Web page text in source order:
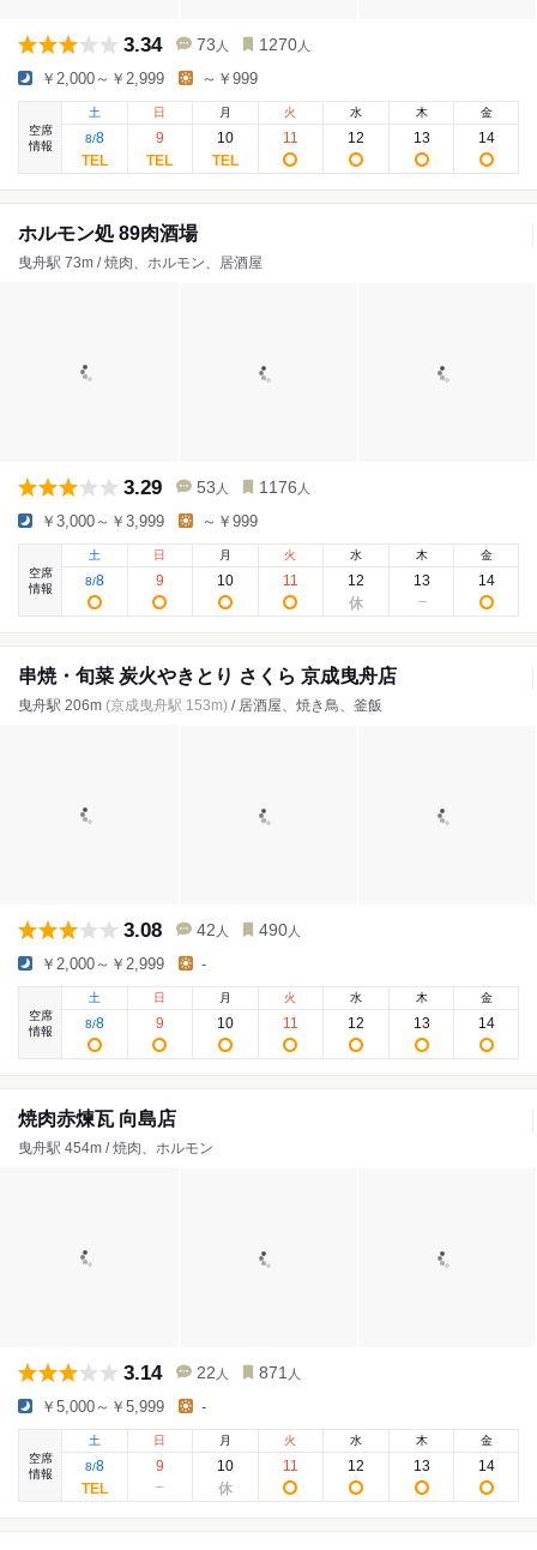
3.34 73 人 1270 人
￥2,000～￥2,999 ～￥999
空席
情報
土
8/8
日
9
月
10
火
11
水
12
木
13
金
14
ホルモン処 89肉酒場
曳舟駅 73m / 焼肉、ホルモン、居酒屋
3.29 53 人 1176 人
￥3,000～￥3,999 ～￥999
空席
情報
土
8/8
日
9
月
10
火
11
水
12
木
13
金
14
串焼・旬菜 炭火やきとり さくら 京成曳舟店
曳舟駅 206m (京成曳舟駅 153m) / 居酒屋、焼き鳥、釜飯
3.08 42 人 490 人
￥2,000～￥2,999 -
空席
情報
土
8/8
日
9
月
10
火
11
水
12
木
13
金
14
焼肉赤煉瓦 向島店
曳舟駅 454m / 焼肉、ホルモン
3.14 22 人 871 人
￥5,000～￥5,999 -
空席
情報
土
8/8
日
9
月
10
火
11
水
12
木
13
金
14